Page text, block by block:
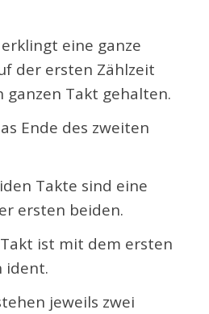
eine ganze
der ersten Zählzeit
ganzen Takt gehalten.
Ende des zweiten
Takte sind eine
ersten beiden.
ist mit dem ersten
ident.
jeweils zwei